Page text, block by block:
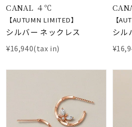
CANAL ４℃
【AUTUMN LIMITED】
シルバー ネックレス
¥16,940(tax in)
【
シル